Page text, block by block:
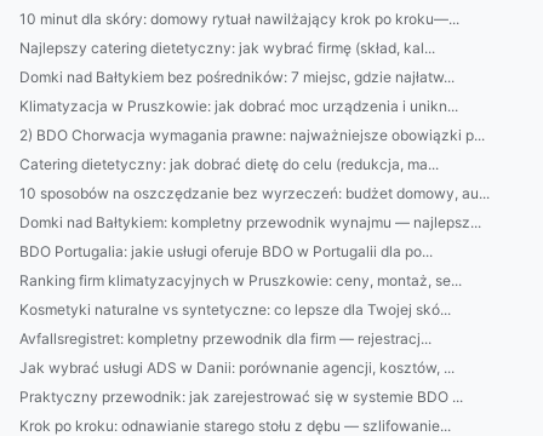
10 minut dla skóry: domowy rytuał nawilżający krok po kroku—...
Najlepszy catering dietetyczny: jak wybrać firmę (skład, kal...
Domki nad Bałtykiem bez pośredników: 7 miejsc, gdzie najłatw...
Klimatyzacja w Pruszkowie: jak dobrać moc urządzenia i unikn...
2) BDO Chorwacja wymagania prawne: najważniejsze obowiązki p...
Catering dietetyczny: jak dobrać dietę do celu (redukcja, ma...
10 sposobów na oszczędzanie bez wyrzeczeń: budżet domowy, au...
Domki nad Bałtykiem: kompletny przewodnik wynajmu — najlepsz...
BDO Portugalia: jakie usługi oferuje BDO w Portugalii dla po...
Ranking firm klimatyzacyjnych w Pruszkowie: ceny, montaż, se...
Kosmetyki naturalne vs syntetyczne: co lepsze dla Twojej skó...
Avfallsregistret: kompletny przewodnik dla firm — rejestracj...
Jak wybrać usługi ADS w Danii: porównanie agencji, kosztów, ...
Praktyczny przewodnik: jak zarejestrować się w systemie BDO ...
Krok po kroku: odnawianie starego stołu z dębu — szlifowanie...